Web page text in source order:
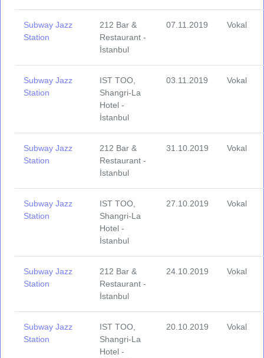
Subway Jazz
Station
212 Bar &
Restaurant -
İstanbul
07.11.2019 Vokal
Subway Jazz
Station
IST TOO,
Shangri-La
Hotel -
İstanbul
03.11.2019 Vokal
Subway Jazz
Station
212 Bar &
Restaurant -
İstanbul
31.10.2019 Vokal
Subway Jazz
Station
IST TOO,
Shangri-La
Hotel -
İstanbul
27.10.2019 Vokal
Subway Jazz
Station
212 Bar &
Restaurant -
İstanbul
24.10.2019 Vokal
Subway Jazz
Station
IST TOO,
Shangri-La
Hotel -
20.10.2019 Vokal